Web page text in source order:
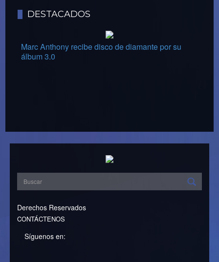
DESTACADOS
Marc Anthony recibe disco de diamante por su
álbum 3.0
Derechos Reservados
CONTÁCTENOS
Síguenos en: